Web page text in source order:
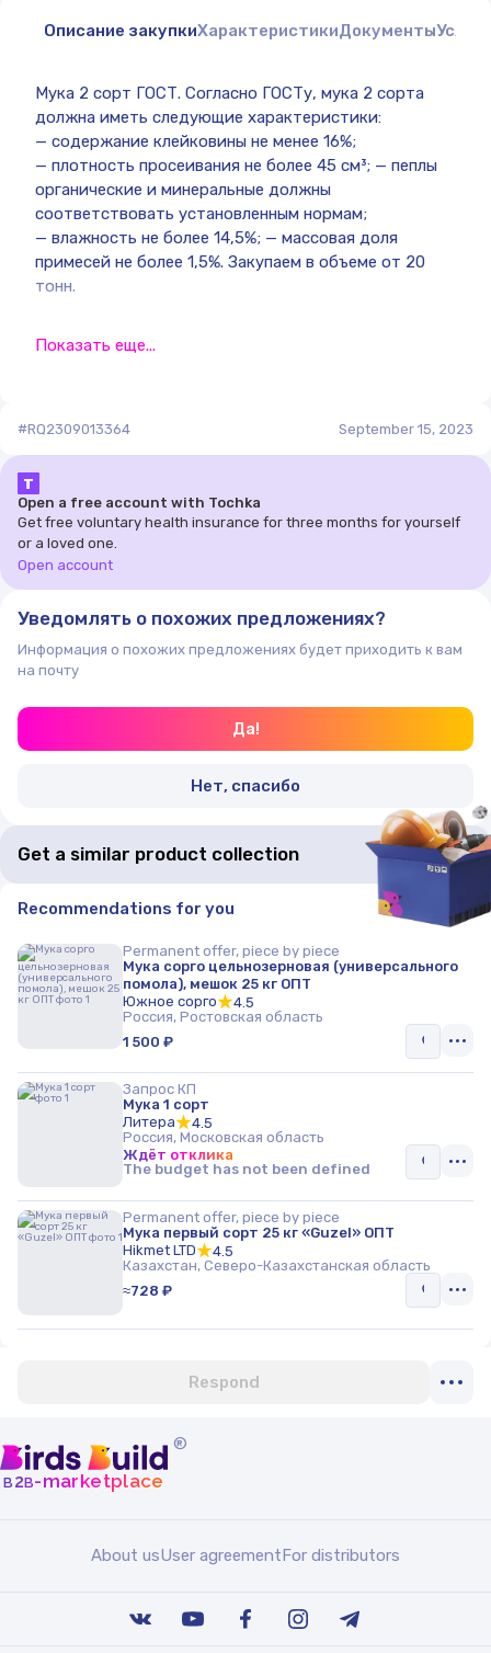
Описание закупкиХарактеристикиДокументы
Мука 2 сорт ГОСТ. Согласно ГОСТу, мука 2 сорта
должна иметь следующие характеристики:
— содержание клейковины не менее 16%;
— плотность просеивания не более 45 см³; — пеплы
органические и минеральные должны
соответствовать установленным нормам;
— влажность не более 14,5%; — массовая доля
примесей не более 1,5%. Закупаем в объеме от 20
тонн.
Показать еще...
#RQ2309013364 September 15, 2023
Т
Open a free account with Tochka
Get free voluntary health insurance for three months for yourself
or a loved one.
Open account
Уведомлять о похожих предложениях?
Информация о похожих предложениях будет приходить к вам
на почту
Да!
Нет, спасибо
Get a similar product collection
Recommendations for you
Permanent offer, piece by piece
Мука сорго цельнозерновая (универсального
помола), мешок 25 кг ОПТ
Южное сорго
4.5
Россия, Ростовская область
1 500 ₽
Запрос КП
Мука 1 сорт
Литера
4.5
Россия, Московская область
Ждёт отклика
The budget has not been defined
Permanent offer, piece by piece
Мука первый сорт 25 кг «Guzel» ОПТ
Hikmet LTD
4.5
Казахстан, Северо-Казахстанская область
≈728 ₽
Respond
®
b2b-marketplace
About usUser agreementFor distributors